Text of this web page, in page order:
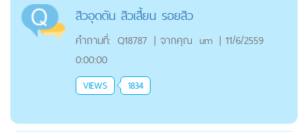
สิวอุดตัน สิวเสี้ยน รอยสิว
คำถามที่: Q18787 | จากคุณ um | 11/6/2559
0:00:00
VIEWS 1834